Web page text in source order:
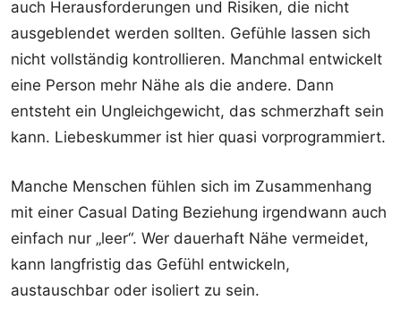
auch Herausforderungen und Risiken, die nicht
ausgeblendet werden sollten. Gefühle lassen sich
nicht vollständig kontrollieren. Manchmal entwickelt
eine Person mehr Nähe als die andere. Dann
entsteht ein Ungleichgewicht, das schmerzhaft sein
kann. Liebeskummer ist hier quasi vorprogrammiert.
Manche Menschen fühlen sich im Zusammenhang
mit einer Casual Dating Beziehung irgendwann auch
einfach nur „leer“. Wer dauerhaft Nähe vermeidet,
kann langfristig das Gefühl entwickeln,
austauschbar oder isoliert zu sein.